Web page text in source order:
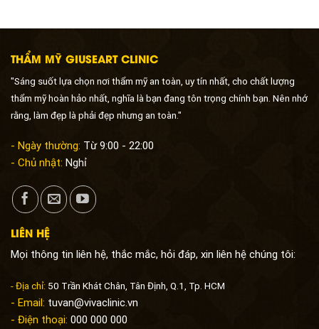
THẨM MỸ GIUSEART CLINIC
"Sáng suốt lựa chọn nơi thẩm mỹ an toàn, uy tín nhất, cho chất lượng
thẩm mỹ hoàn hảo nhất, nghĩa là bạn đang tôn trọng chính bạn. Nên nhớ
rằng, làm đẹp là phải đẹp nhưng an toàn."
- Ngày thường: Từ 9:00 - 22:00
- Chủ nhật: Nghỉ
LIÊN HỆ
Mọi thông tin liên hệ, thắc mắc, hỏi đáp, xin liên hệ chúng tôi:
- Địa chỉ: 50 Trần Khát Chân, Tân Định, Q.1, Tp. HCM
- Email: tuvan@vivaclinic.vn
- Điện thoại: 000 000 000